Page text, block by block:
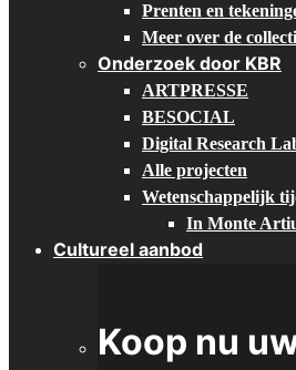
Prenten en
Meer over de
Onderzoek door KBR
ARTPRESSE
BESOCIAL
Digital Research
Alle projecten
Wetenschappelijk
In Monte
Cultureel aanbod
Koop nu